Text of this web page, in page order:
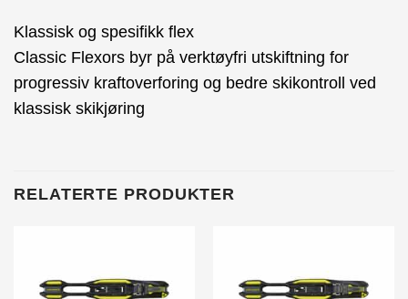
Klassisk og spesifikk flex
Classic Flexors byr på verktøyfri utskiftning for
progressiv kraftoverforing og bedre skikontroll ved
klassisk skikjøring
RELATERTE PRODUKTER